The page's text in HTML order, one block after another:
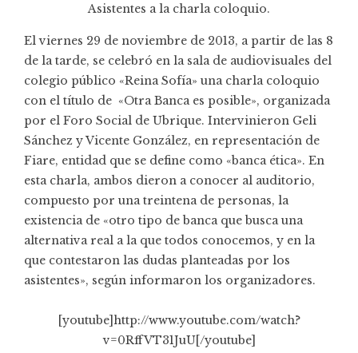
Asistentes a la charla coloquio.
El viernes 29 de noviembre de 2013, a partir de las 8
de la tarde, se celebró en la sala de audiovisuales del
colegio público «Reina Sofía» una charla coloquio
con el título de «Otra Banca es posible», organizada
por el Foro Social de Ubrique. Intervinieron Geli
Sánchez y Vicente González, en representación de
Fiare, entidad que se define como «banca ética». En
esta charla, ambos dieron a conocer al auditorio,
compuesto por una treintena de personas, la
existencia de «otro tipo de banca que busca una
alternativa real a la que todos conocemos, y en la
que contestaron las dudas planteadas por los
asistentes», según informaron los organizadores.
[youtube]http://www.youtube.com/watch?
v=0RffVT31JuU[/youtube]